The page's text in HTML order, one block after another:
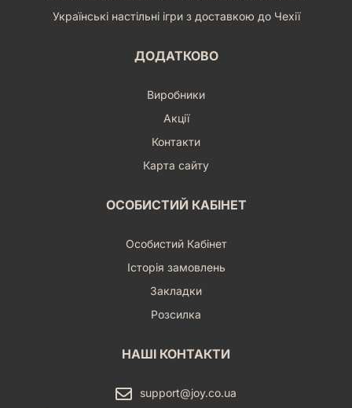
Українські настільні ігри з доставкою до Чехії
ДОДАТКОВО
Виробники
Акції
Контакти
Карта сайту
ОСОБИСТИЙ КАБІНЕТ
Особистий Кабінет
Історія замовлень
Закладки
Розсилка
НАШІ КОНТАКТИ
support@joy.co.ua